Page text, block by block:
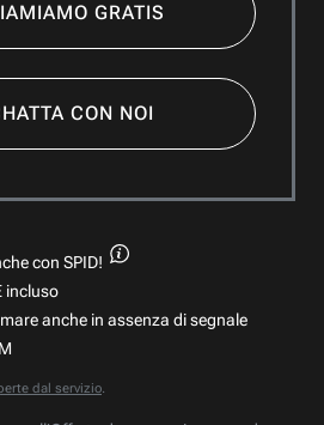
GRATIS
CON NOI
con SPID!
incluso
anche in assenza di segnale
dal servizio.